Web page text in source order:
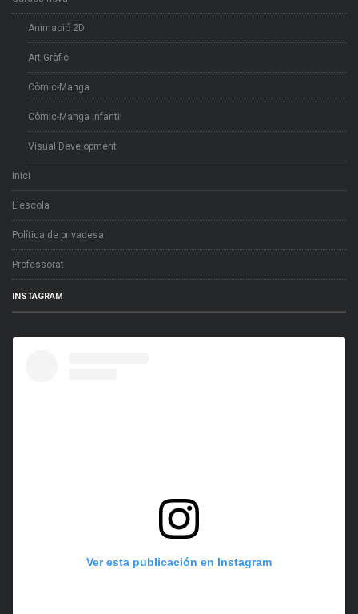
Animació 2D
Art Gràfic
Còmic-Manga
Còmic-Manga Infantil
Visual Development
Inici
L'escola
Política de privadesa
Professorat
INSTAGRAM
Ver esta publicación en Instagram